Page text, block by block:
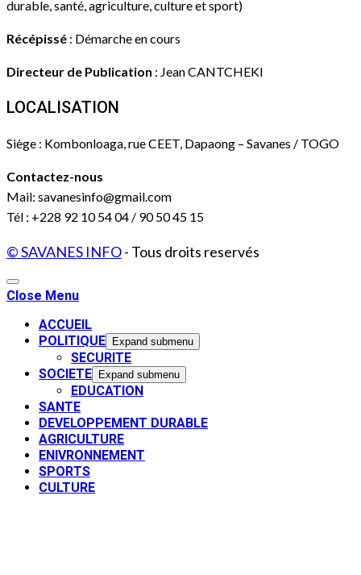
durable, santé, agriculture, culture et sport)
Récépissé : Démarche en cours
Directeur de Publication : Jean CANTCHEKI
LOCALISATION
Siège : Kombonloaga, rue CEET, Dapaong – Savanes / TOGO
Contactez-nous
Mail: savanesinfo@gmail.com
Tél : +228 92 10 54 04 / 90 50 45 15
© SAVANES INFO- Tous droits reservés
Close Menu
ACCUEIL
POLITIQUE
Expand submenu
SECURITE
SOCIETE
Expand submenu
EDUCATION
SANTE
DEVELOPPEMENT DURABLE
AGRICULTURE
ENIVRONNEMENT
SPORTS
CULTURE